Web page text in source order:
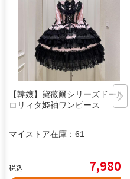
【韓嬢】黛薇爾シリーズドール
ロリィタ姫袖ワンピース
マイストア在庫： 61
税込 7,980